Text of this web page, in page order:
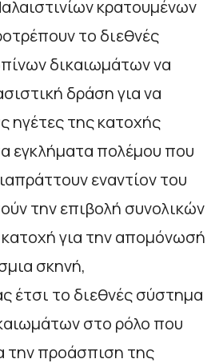
κρατουμένων
το διεθνές
δικαιωμάτων να
δράση για να
ηγέτες της κατοχής
εγκλήματα πολέμου που
εναντίον του
την επιβολή συνολικών
για την απομόνωσή
σκηνή,
έτσι το διεθνές σύστημα
στο ρόλο που
την προάσπιση της